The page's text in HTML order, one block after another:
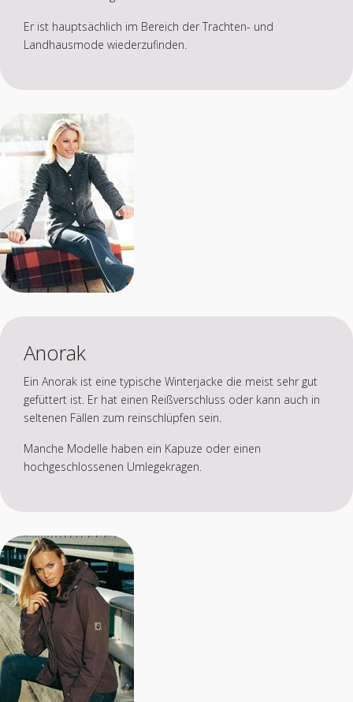
Er ist hauptsächlich im Bereich der Trachten- und
Landhausmode wiederzufinden.
Anorak
Ein Anorak ist eine typische Winterjacke die meist sehr gut
gefüttert ist. Er hat einen Reißverschluss oder kann auch in
seltenen Fällen zum reinschlüpfen sein.
Manche Modelle haben ein Kapuze oder einen
hochgeschlossenen Umlegekragen.